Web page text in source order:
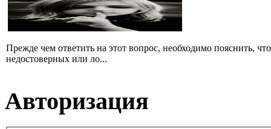
Прежде чем ответить на этот вопрос, необходимо пояснить,
недостоверных или ло...
Авторизация